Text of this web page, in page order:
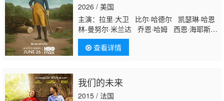
2026 / 美国
主演：拉里·大卫 比尔·哈德尔 凯瑟琳·哈恩
林-曼努尔·米兰达 乔恩·哈姆 西恩·海耶斯
安娜·奥斯奥拉 苏茜·伊斯曼 Jake Reiner
巴拉克·奥巴马 Misha Suvorov Vincent
Vaughan
查看详情
我们的未来
2015 / 法国